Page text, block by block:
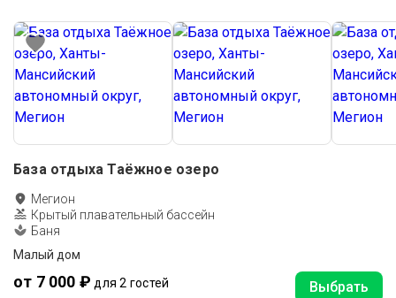
База отдыха Таёжное озеро
Мегион
Крытый плавательный бассейн
Баня
Малый дом
от 7 000 ₽ для 2 гостей Выбрать